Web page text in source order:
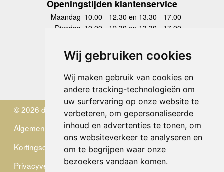
Wij gebruiken cookies
Wij maken gebruik van cookies en
andere tracking-technologieën om
uw surfervaring op onze website te
verbeteren, om gepersonaliseerde
inhoud en advertenties te tonen, om
ons websiteverkeer te analyseren en
om te begrijpen waar onze
bezoekers vandaan komen.
Openingstijden klantenservice
Maandag 10.00 - 12.30 en 13.30 - 17.00
Dinsdag 10.00 - 12.30 en 13.30 - 17.00
Donderdag
10.00 - 12.30 en 13.30 - 17.00
Vrijdag 10.00 - 12.30 en 13.30 - 17.00
Zaterdag
gesloten
Zondag gesloten
© 2026 de Zwerver
Algemene Voorwaarden
Kortingscode
Privacyverklaring